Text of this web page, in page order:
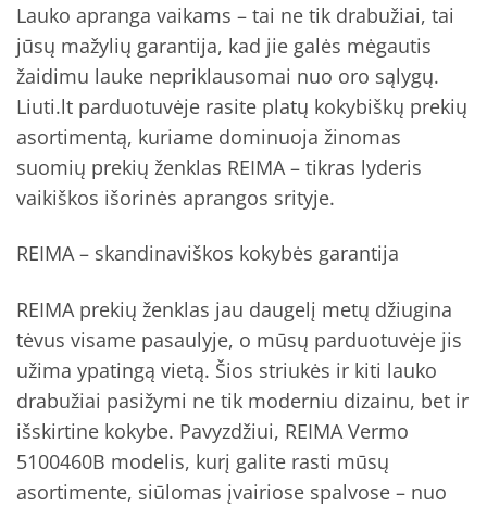
Lauko apranga vaikams – tai ne tik drabužiai, tai
jūsų mažylių garantija, kad jie galės mėgautis
žaidimu lauke nepriklausomai nuo oro sąlygų.
Liuti.lt parduotuvėje rasite platų kokybiškų prekių
asortimentą, kuriame dominuoja žinomas
suomių prekių ženklas REIMA – tikras lyderis
vaikiškos išorinės aprangos srityje.
REIMA – skandinaviškos kokybės garantija
REIMA prekių ženklas jau daugelį metų džiugina
tėvus visame pasaulyje, o mūsų parduotuvėje jis
užima ypatingą vietą. Šios striukės ir kiti lauko
drabužiai pasižymi ne tik moderniu dizainu, bet ir
išskirtine kokybe. Pavyzdžiui, REIMA Vermo
5100460B modelis, kurį galite rasti mūsų
asortimente, siūlomas įvairiose spalvose – nuo